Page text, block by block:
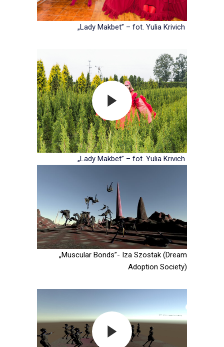
„Lady Makbet” – fot. Yulia Krivich
„Lady Makbet” – fot. Yulia Krivich
„Muscular Bonds”- Iza Szostak (Dream
Adoption Society)